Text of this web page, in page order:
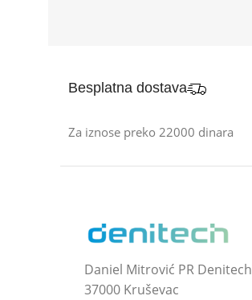
Besplatna dostava
Za iznose preko 22000 dinara
Daniel Mitrović PR Denitech
37000 Kruševac